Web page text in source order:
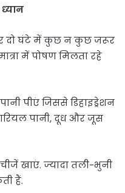
हर दो घंटे में कुछ न कुछ जरूर
में पोषण मिलता रहे
पीएं जिससे डिहाइड्रेशन
पानी, दूध और जूस
खाएं. ज्‍यादा तली-भुनी
हैं.